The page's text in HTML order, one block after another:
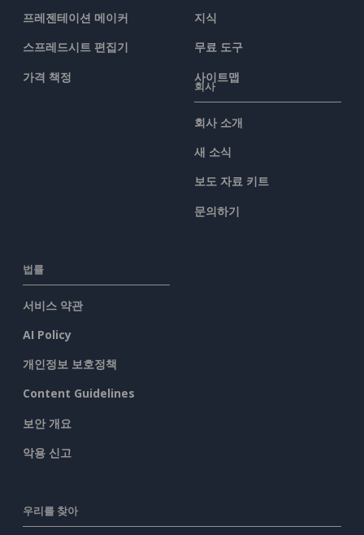
프레젠테이션 메이커
스프레드시트 편집기
가격 책정
지식
무료 도구
사이트맵
회사
회사 소개
새 소식
보도 자료 키트
문의하기
법률
서비스 약관
AI Policy
개인정보 보호정책
Content Guidelines
보안 개요
악용 신고
우리를 찾아